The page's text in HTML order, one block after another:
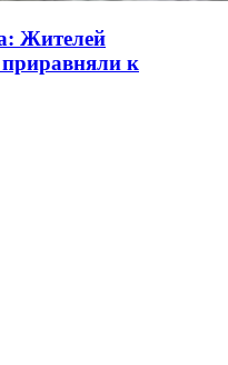
Жителей
к